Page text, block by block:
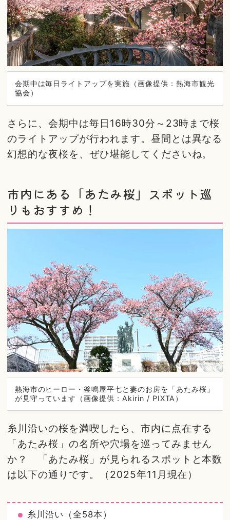
会期中は毎日ライトアップを実施（画像提供：熱海市観光
協会）
さらに、会期中は毎日16時30分～23時まで桜
のライトアップが行われます。昼間とは異なる
幻想的な夜桜を、ぜひ堪能してくださいね。
市内にある「あたみ桜」スポット巡
りもおすすめ！
熱海市のヒーロー・釜鳴屋平七と妻のお房を「あたみ桜」
が見守っています（画像提供：Akirin / PIXTA）
糸川沿いの桜を満喫したら、市内に点在する
「あたみ桜」の名所や穴場を巡ってみません
か？ 「あたみ桜」が見られるスポットと本数
は以下の通りです。（2025年11月現在）
糸川沿い（全58本）